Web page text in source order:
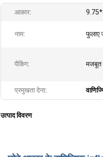
आकार:
नाम: फुलाए
पैकिंग: मजबूत
प्रमुखता देना:
उत्पाद विवरण